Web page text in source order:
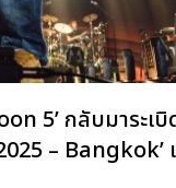
5’ กลับมาระ
– Bangkok’